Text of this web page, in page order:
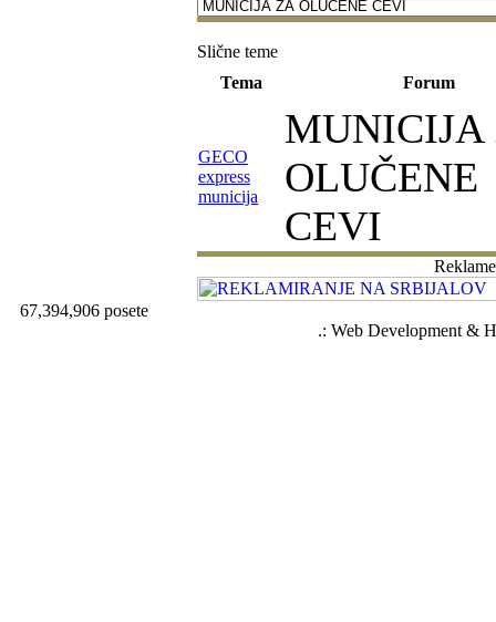
Slične teme
Tema
Forum
GECO
express
municija
MUNICIJA
OLUČENE
CEVI
Reklame
67,394,906 posete
.: Web Development &